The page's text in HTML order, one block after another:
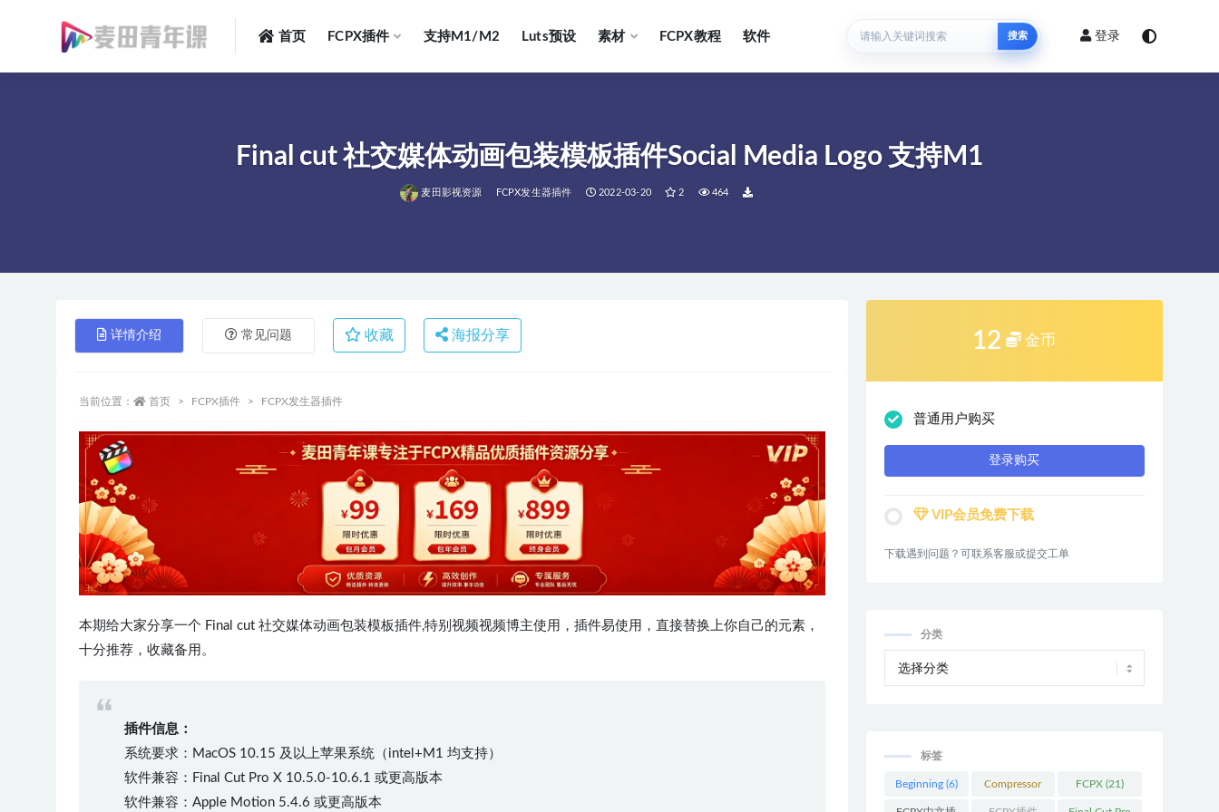
首页 FCPX插件 支持M1/M2 Luts预设 素材 FCPX教程 软件 搜索 登录
Final cut 社交媒体动画包装模板插件Social Media Logo 支持M1
麦田影视资源 FCPX发生器插件 2022-03-20 2 464
详情介绍 常见问题 收藏 海报分享
当前位置： 首页 FCPX插件 FCPX发生器插件
本期给大家分享一个 Final cut 社交媒体动画包装模板插件,特别视频视频博主使用，插件易使用，直接替换上你自己的元素，
十分推荐，收藏备用。
插件信息：
系统要求：MacOS 10.15 及以上苹果系统（intel+M1 均支持）
软件兼容：Final Cut Pro X 10.5.0-10.6.1 或更高版本
软件兼容：Apple Motion 5.4.6 或更高版本
12 金币
普通用户购买
登录购买
VIP会员免费下载
下载遇到问题？可联系客服或提交工单
分类
标签
Beginning(6) Compressor
(9)
FCPX (21)